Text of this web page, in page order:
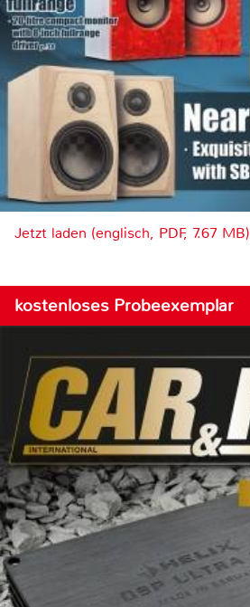
Jetzt laden (englisch, PDF, 7.67 MB)
kostenloses Probeexemplar